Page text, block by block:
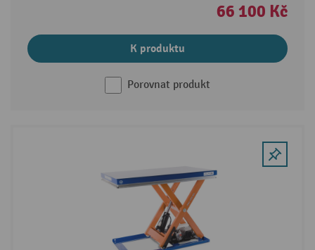
66 100 Kč
K produktu
Porovnat produkt